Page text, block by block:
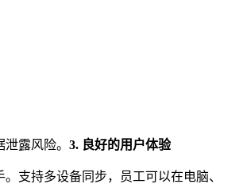
露风险。 3. 良好的用户体验
支持多设备同步，员工可以在电脑、